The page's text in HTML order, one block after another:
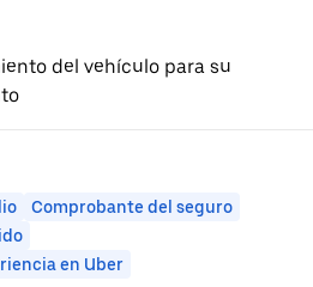
del vehículo para su
Comprobante del seguro
en Uber